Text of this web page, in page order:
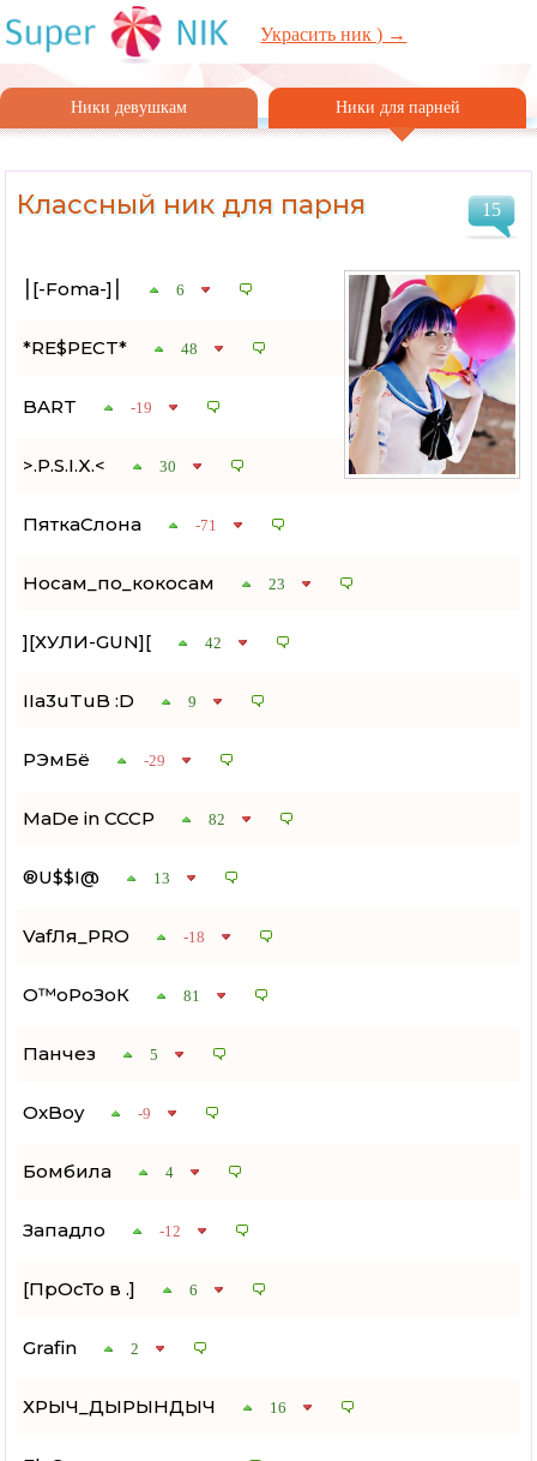
Украсить ник ) →
Ники девушкам Ники для парней
15
Классный ник для парня
⎮[-Foma-]⎮ 6
*RE$PECT* 48
BART -19
>.P.S.I.X.< 30
ПяткаСлона -71
Носам_по_кокосам 23
][ХУЛИ-GUN][ 42
IIa3uTuB :D 9
РЭмБё -29
MaDe in CCCP 82
®U$$I@ 13
VafЛя_PRO -18
О™оРоЗоК 81
Панчез 5
OxBoy -9
Бомбила 4
Западло -12
[ПрОсТо в .] 6
Grafin 2
ХРЫЧ_ДЫРЫНДЫЧ 16